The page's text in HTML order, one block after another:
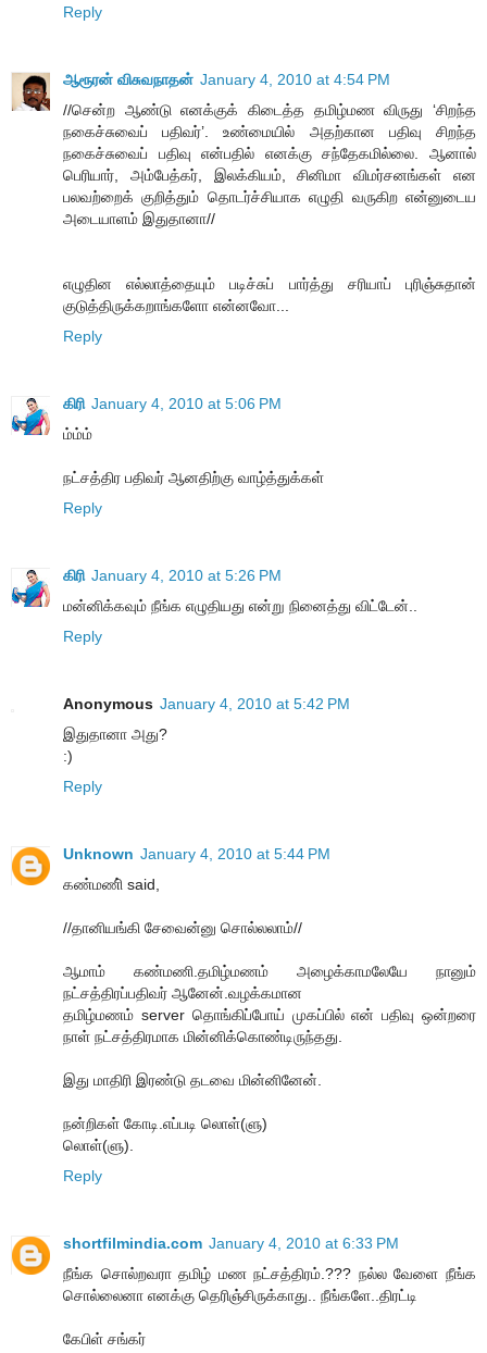
Reply
ஆரூரன் விசுவநாதன் January 4, 2010 at 4:54 PM
//சென்ற ஆண்டு எனக்குக் கிடைத்த தமிழ்மண விருது ‘சிறந்த
நகைச்சுவைப் பதிவர்’. உண்மையில் அதற்கான பதிவு சிறந்த
நகைச்சுவைப் பதிவு என்பதில் எனக்கு சந்தேகமில்லை. ஆனால்
பெரியார், அம்பேத்கர், இலக்கியம், சினிமா விமர்சனங்கள் என
பலவற்றைக் குறித்தும் தொடர்ச்சியாக எழுதி வருகிற என்னுடைய
அடையாளம் இதுதானா//
எழுதின எல்லாத்தையும் படிச்சுப் பார்த்து சரியாப் புரிஞ்சுதான்
குடுத்திருக்கறாங்களோ என்னவோ...
Reply
கிரி January 4, 2010 at 5:06 PM
ம்ம்ம்
நட்சத்திர பதிவர் ஆனதிற்கு வாழ்த்துக்கள்
Reply
கிரி January 4, 2010 at 5:26 PM
மன்னிக்கவும் நீங்க எழுதியது என்று நினைத்து விட்டேன்..
Reply
Anonymous January 4, 2010 at 5:42 PM
இதுதானா அது?
:)
Reply
Unknown January 4, 2010 at 5:44 PM
கண்மணி் said,
//தானியங்கி சேவைன்னு சொல்லலாம்//
ஆமாம் கண்மணி.தமிழ்மணம் அழைக்காமலேயே நானும்
நட்சத்திரப்பதிவர் ஆனேன்.வழக்கமான
தமிழ்மணம் server தொங்கிப்போய் முகப்பில் என் பதிவு ஒன்றரை
நாள் நட்சத்திரமாக மின்னிக்கொண்டிருந்தது.
இது மாதிரி இரண்டு தடவை மின்னினேன்.
நன்றிகள் கோடி.எப்படி லொள்(ளு)
லொள்(ளு).
Reply
shortfilmindia.com January 4, 2010 at 6:33 PM
நீங்க சொல்றவரா தமிழ் மண நட்சத்திரம்.??? நல்ல வேளை நீங்க
சொல்லைனா எனக்கு தெரிஞ்சிருக்காது.. நீங்களே..திரட்டி
கேபிள் சங்கர்